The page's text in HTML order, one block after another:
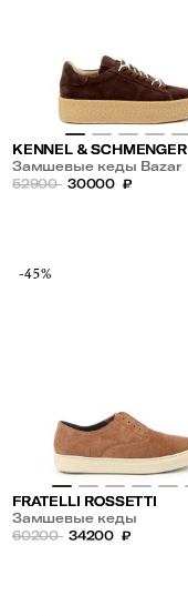
KENNEL & SCHMENGER
Замшевые кеды Bazar
52900 30000 ₽
-45%
FRATELLI ROSSETTI
Замшевые кеды
60200 34200 ₽